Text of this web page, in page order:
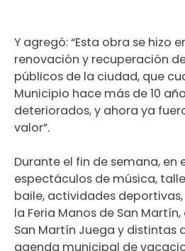
Y agregó: “Esta obra se hizo
renovación y recuperación
públicos de la ciudad, que
Municipio hace más de 10
deteriorados, y ahora ya
valor”.
Durante el fin de semana, en
espectáculos de música,
baile, actividades
la Feria Manos de San
San Martín Juega y distintas
agenda municipal de